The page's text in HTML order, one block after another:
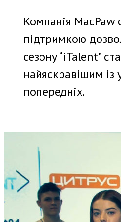
Компанія MacPaw
підтримкою
сезону “iTalent”
найяскравішим із
попередніх.